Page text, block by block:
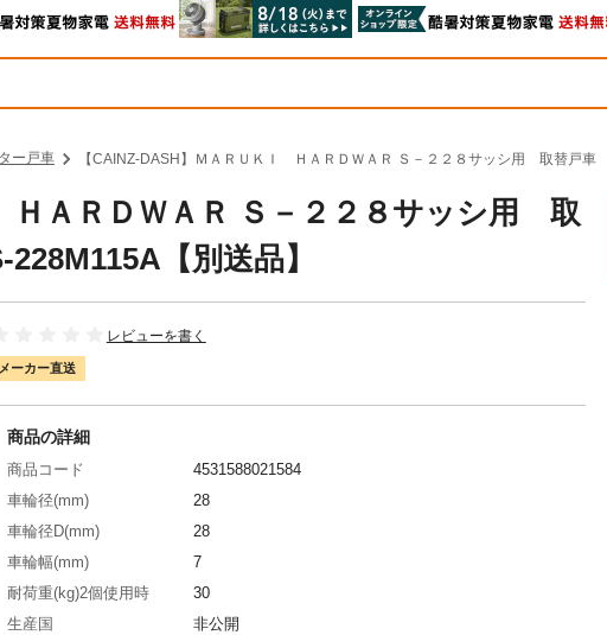
ー戸車 【CAINZ-DASH】ＭＡＲＵＫＩ ＨＡＲＤＷＡＲ Ｓ－２２８サッシ用 取替戸車
ＨＡＲＤＷＡＲ Ｓ－２２８サッシ用 取
【別送品】
レビューを書く
メーカー直送
商品の詳細
商品コード
4531588021584
車輪径(mm)
28
車輪径D(mm)
28
車輪幅(mm)
7
耐荷重(kg)2個使用時
30
生産国
非公開